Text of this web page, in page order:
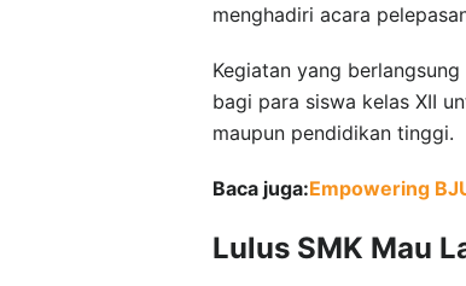
menghadiri acara
Kegiatan yang
bagi para siswa kelas XII
maupun pendidikan tinggi.
Baca juga:Empowering
Lulus SMK Mau